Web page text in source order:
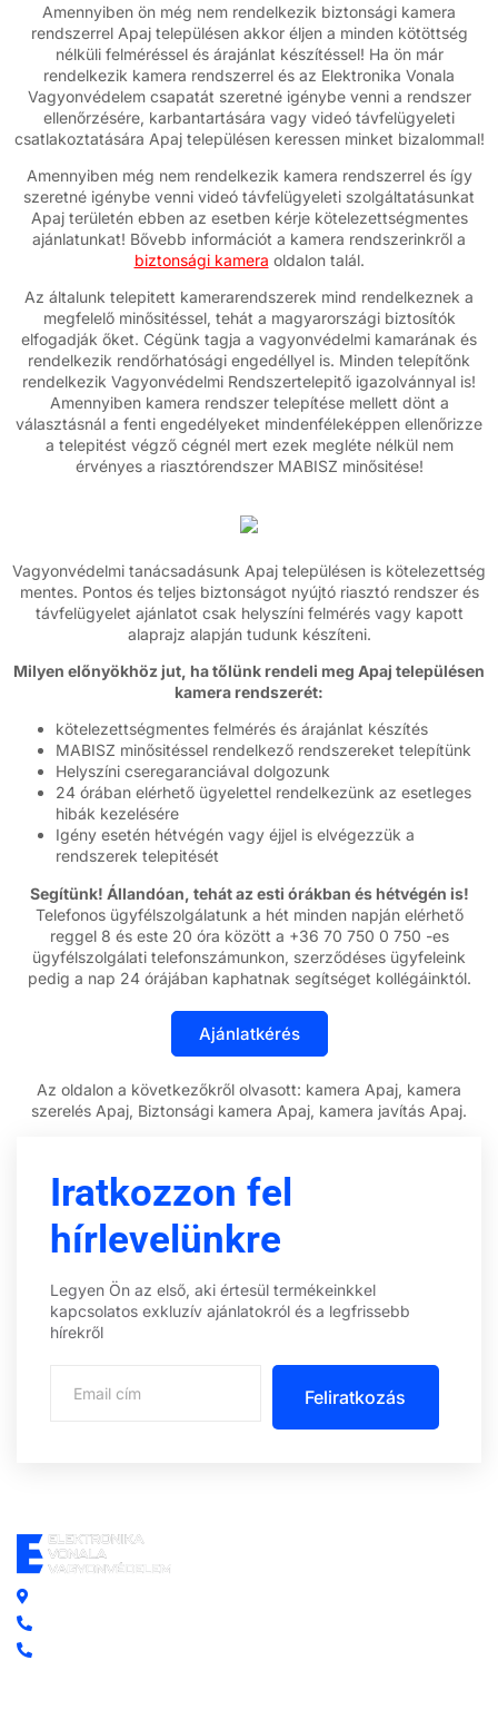
Amennyiben ön még nem rendelkezik biztonsági kamera
rendszerrel Apaj településen akkor éljen a minden kötöttség
nélküli felméréssel és árajánlat készítéssel! Ha ön már
rendelkezik kamera rendszerrel és az Elektronika Vonala
Vagyonvédelem csapatát szeretné igénybe venni a rendszer
ellenőrzésére, karbantartására vagy videó távfelügyeleti
csatlakoztatására Apaj településen keressen minket bizalommal!
Amennyiben még nem rendelkezik kamera rendszerrel és így
szeretné igénybe venni videó távfelügyeleti szolgáltatásunkat
Apaj területén ebben az esetben kérje kötelezettségmentes
ajánlatunkat! Bővebb információt a kamera rendszerinkről a
biztonsági kamera oldalon talál.
Az általunk telepitett kamerarendszerek mind rendelkeznek a
megfelelő minősitéssel, tehát a magyarországi biztosítók
elfogadják őket. Cégünk tagja a vagyonvédelmi kamarának és
rendelkezik rendőrhatósági engedéllyel is. Minden telepítőnk
rendelkezik Vagyonvédelmi Rendszertelepitő igazolvánnyal is!
Amennyiben kamera rendszer telepítése mellett dönt a
választásnál a fenti engedélyeket mindenféleképpen ellenőrizze
a telepitést végző cégnél mert ezek megléte nélkül nem
érvényes a riasztórendszer MABISZ minősitése!
Vagyonvédelmi tanácsadásunk Apaj településen is kötelezettség
mentes. Pontos és teljes biztonságot nyújtó riasztó rendszer és
távfelügyelet ajánlatot csak helyszíni felmérés vagy kapott
alaprajz alapján tudunk készíteni.
Milyen előnyökhöz jut, ha tőlünk rendeli meg Apaj településen
kamera rendszerét:
kötelezettségmentes felmérés és árajánlat készítés
MABISZ minősitéssel rendelkező rendszereket telepítünk
Helyszíni cseregaranciával dolgozunk
24 órában elérhető ügyelettel rendelkezünk az esetleges
hibák kezelésére
Igény esetén hétvégén vagy éjjel is elvégezzük a
rendszerek telepitését
Segítünk! Állandóan, tehát az esti órákban és hétvégén is!
Telefonos ügyfélszolgálatunk a hét minden napján elérhető
reggel 8 és este 20 óra között a +36 70 750 0 750 -es
ügyfélszolgálati telefonszámunkon, szerződéses ügyfeleink
pedig a nap 24 órájában kaphatnak segítséget kollégáinktól.
Az oldalon a következőkről olvasott: kamera Apaj, kamera
szerelés Apaj, Biztonsági kamera Apaj, kamera javítás Apaj.
Iratkozzon fel
hírlevelünkre
Legyen Ön az első, aki értesül termékeinkkel
kapcsolatos exkluzív ajánlatokról és a legfrissebb
hírekről
Feliratkozás